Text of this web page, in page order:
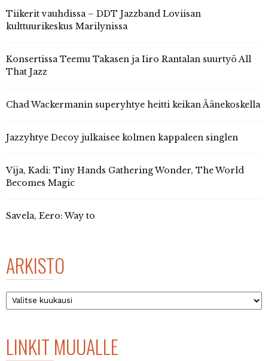
Tiikerit vauhdissa – DDT Jazzband Loviisan
kulttuurikeskus Marilynissa
Konsertissa Teemu Takasen ja Iiro Rantalan suurtyö All
That Jazz
Chad Wackermanin superyhtye heitti keikan Äänekoskella
Jazzyhtye Decoy julkaisee kolmen kappaleen singlen
Vija, Kadi: Tiny Hands Gathering Wonder, The World
Becomes Magic
Savela, Eero: Way to
ARKISTO
Arkisto
LINKIT MUUALLE